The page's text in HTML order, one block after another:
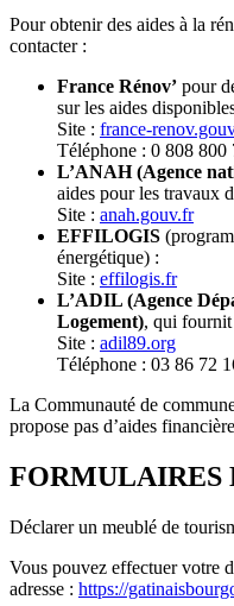
Pour obtenir des aides à la
contacter :
France Rénov’ pour
sur les aides
Site : france-
Téléphone : 0 808 800
L’ANAH (Agence
aides pour les travaux
Site : anah.gouv.fr
EFFILOGIS
énergétique) :
Site : effilogis.fr
L’ADIL (Agence
Logement), qui fournit
Site : adil89.org
Téléphone : 03 86 72
La Communauté de
propose pas d’aides
FORMULAIRES
Déclarer un meublé de
Vous pouvez effectuer votre
adresse : https://